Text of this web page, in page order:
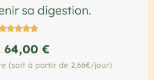
sa digestion.

64,00 €
(soit à partir de 2,66€/jour)